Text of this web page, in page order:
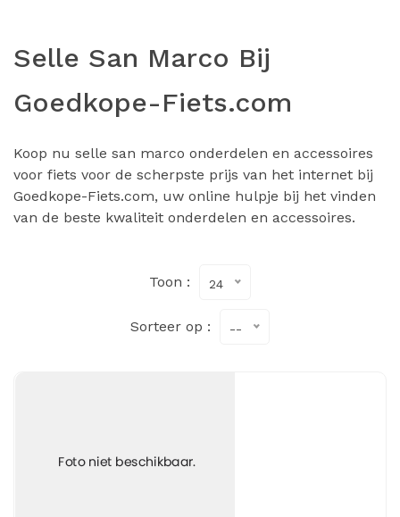
Selle San Marco Bij
Goedkope-Fiets.com
Koop nu selle san marco onderdelen en accessoires
voor fiets voor de scherpste prijs van het internet bij
Goedkope-Fiets.com, uw online hulpje bij het vinden
van de beste kwaliteit onderdelen en accessoires.
Toon : 24
Sorteer op : --